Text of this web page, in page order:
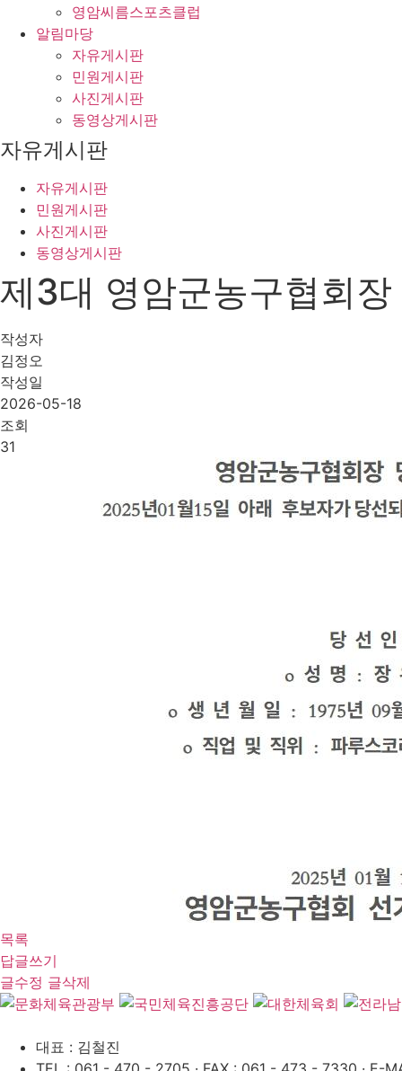
영암씨름스포츠클럽
알림마당
자유게시판
민원게시판
사진게시판
동영상게시판
자유게시판
자유게시판
민원게시판
사진게시판
동영상게시판
제3대 영암군농구협회
작성자
김정오
작성일
2026-05-18
조회
31
목록
답글쓰기
글수정 글삭제
대표 : 김철진